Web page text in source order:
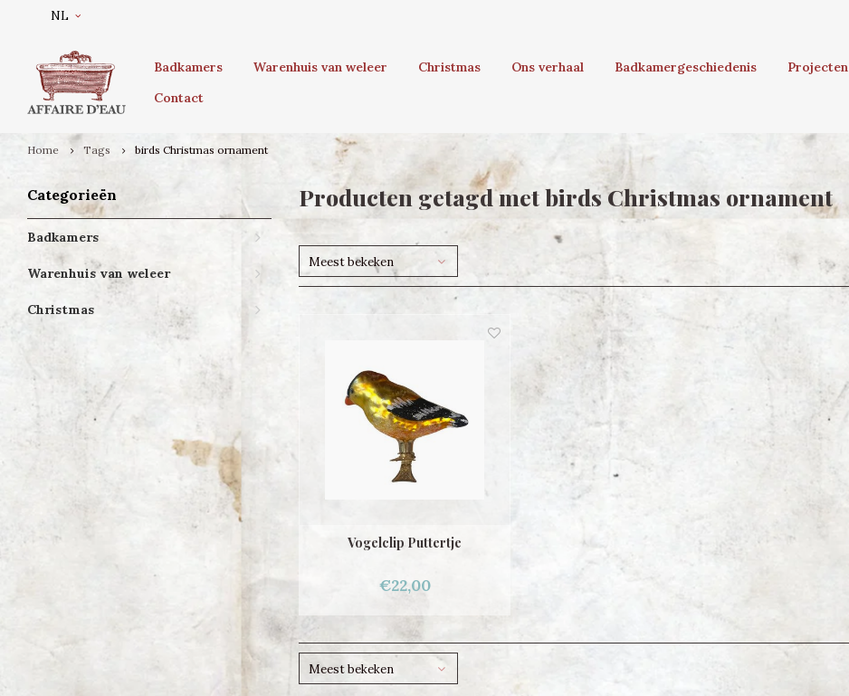
NL
Badkamers Warenhuis van weleer Christmas Ons verhaal Badkamergeschiedenis Projecten
Contact
Home Tags birds Christmas ornament
Categorieën
Badkamers
Warenhuis van weleer
Christmas
Producten getagd met birds Christmas ornament
Meest bekeken
Vogelclip Puttertje
€22,00
Meest bekeken